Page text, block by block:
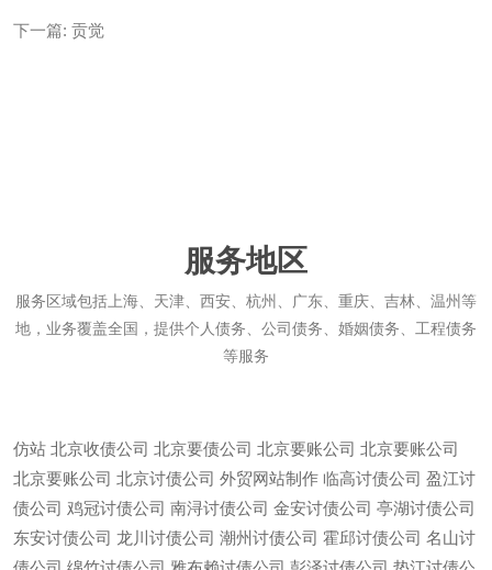
下一篇: 贡觉
服务地区
服务区域包括上海、天津、西安、杭州、广东、重庆、吉林、温州等
地，业务覆盖全国，提供个人债务、公司债务、婚姻债务、工程债务
等服务
仿站 北京收债公司 北京要债公司 北京要账公司 北京要账公司
北京要账公司 北京讨债公司 外贸网站制作 临高讨债公司 盈江讨
债公司 鸡冠讨债公司 南浔讨债公司 金安讨债公司 亭湖讨债公司
东安讨债公司 龙川讨债公司 潮州讨债公司 霍邱讨债公司 名山讨